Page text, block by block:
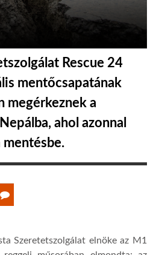
Rescue 24
mentőcsapatának
megérkeznek a
ahol azonnal
mentésbe.
Szeretetszolgálat elnöke az M1